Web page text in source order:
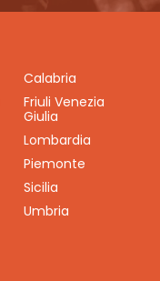
Calabria
Friuli Venezia
Giulia
Lombardia
Piemonte
Sicilia
Umbria